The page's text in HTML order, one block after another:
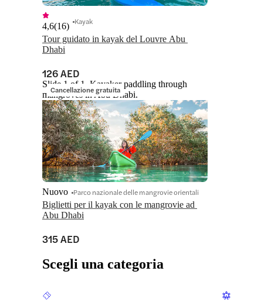
Tour guidato in kayak del Louvre Abu
Dhabi
4,6(16) Kayak
126 AED
Cancellazione gratuita
Slide 1 of 1, Kayaker paddling through
mangroves in Abu Dhabi.
Biglietti per il kayak con le mangrovie ad
Abu Dhabi
Nuovo Parco nazionale delle mangrovie orientali
315 AED
Scegli una categoria